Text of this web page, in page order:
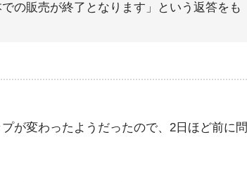
の販売が終了となります」という返答をも
が変わったようだったので、2日ほど前に問